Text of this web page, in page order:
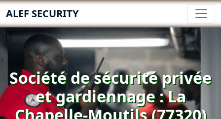
ALEF SECURITY
Société de sécurité privée
et gardiennage : La